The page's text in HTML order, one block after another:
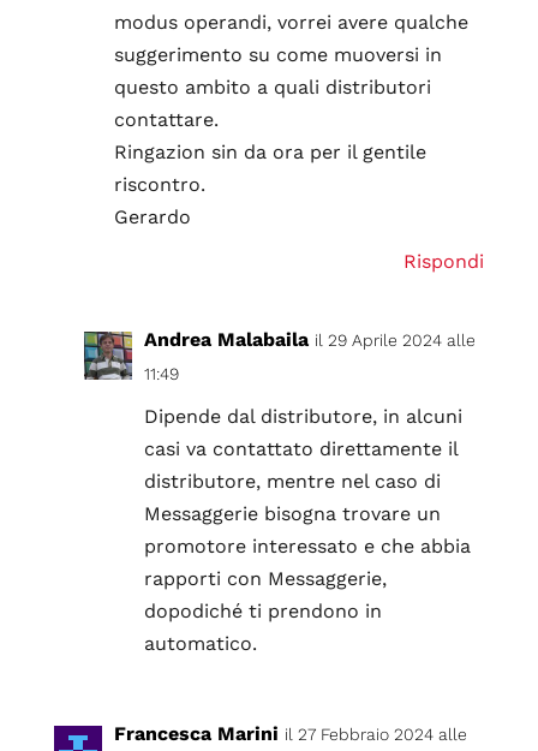
modus operandi, vorrei avere qualche
suggerimento su come muoversi in
questo ambito a quali distributori
contattare.
Ringazion sin da ora per il gentile
riscontro.
Gerardo
Rispondi
Andrea Malabaila il 29 Aprile 2024 alle
11:49
Dipende dal distributore, in alcuni
casi va contattato direttamente il
distributore, mentre nel caso di
Messaggerie bisogna trovare un
promotore interessato e che abbia
rapporti con Messaggerie,
dopodiché ti prendono in
automatico.
Francesca Marini il 27 Febbraio 2024 alle